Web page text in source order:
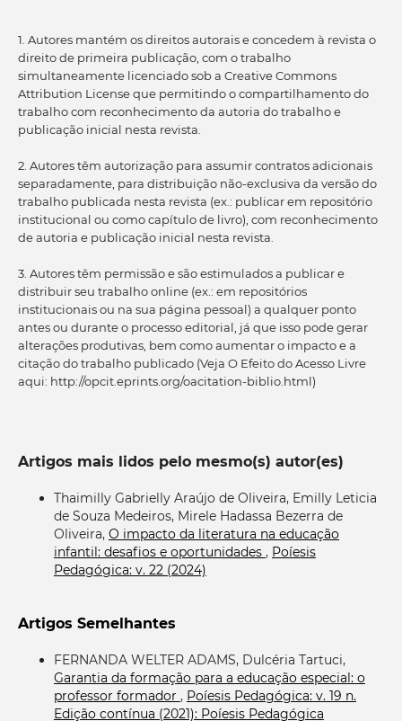
1. Autores mantém os direitos autorais e concedem à revista o
direito de primeira publicação, com o trabalho
simultaneamente licenciado sob a Creative Commons
Attribution License que permitindo o compartilhamento do
trabalho com reconhecimento da autoria do trabalho e
publicação inicial nesta revista.
2. Autores têm autorização para assumir contratos adicionais
separadamente, para distribuição não-exclusiva da versão do
trabalho publicada nesta revista (ex.: publicar em repositório
institucional ou como capítulo de livro), com reconhecimento
de autoria e publicação inicial nesta revista.
3. Autores têm permissão e são estimulados a publicar e
distribuir seu trabalho online (ex.: em repositórios
institucionais ou na sua página pessoal) a qualquer ponto
antes ou durante o processo editorial, já que isso pode gerar
alterações produtivas, bem como aumentar o impacto e a
citação do trabalho publicado (Veja O Efeito do Acesso Livre
aqui: http://opcit.eprints.org/oacitation-biblio.html)
Artigos mais lidos pelo mesmo(s) autor(es)
Thaimilly Gabrielly Araújo de Oliveira, Emilly Leticia
de Souza Medeiros, Mirele Hadassa Bezerra de
Oliveira, O impacto da literatura na educação
infantil: desafios e oportunidades , Poíesis
Pedagógica: v. 22 (2024)
Artigos Semelhantes
FERNANDA WELTER ADAMS, Dulcéria Tartuci,
Garantia da formação para a educação especial: o
professor formador , Poíesis Pedagógica: v. 19 n.
Edição contínua (2021): Poíesis Pedagógica